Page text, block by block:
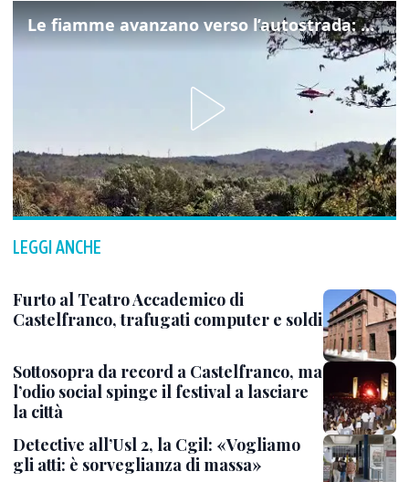
Le fiamme avanzano verso l’autostrada: canadair in azione tra Monfalcone e Duino
LEGGI ANCHE
Furto al Teatro Accademico di
Castelfranco, trafugati computer e soldi
Sottosopra da record a Castelfranco, ma
l’odio social spinge il festival a lasciare
la città
Detective all’Usl 2, la Cgil: «Vogliamo
gli atti: è sorveglianza di massa»